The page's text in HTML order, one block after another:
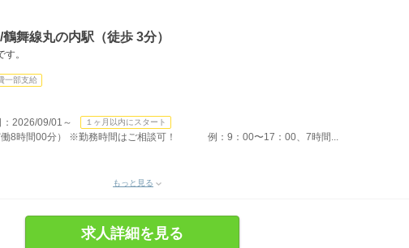
舞線丸の内駅（徒歩 3分）
。
一部支給
2026/09/01～ １ヶ月以内にスタート
働8時間00分） ※勤務時間はご相談可！ 例：9：00〜17：00、7時間...
もっと見る
求人詳細を見る